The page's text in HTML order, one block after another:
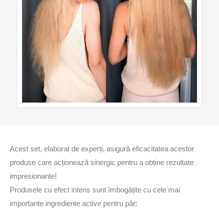
Acest set, elaborat de experți, asigură eficacitatea acestor
produse care acționează sinergic pentru a obține rezultate
impresionante!
Produsele cu efect intens sunt îmbogățite cu cele mai
importante ingrediente active pentru păr: